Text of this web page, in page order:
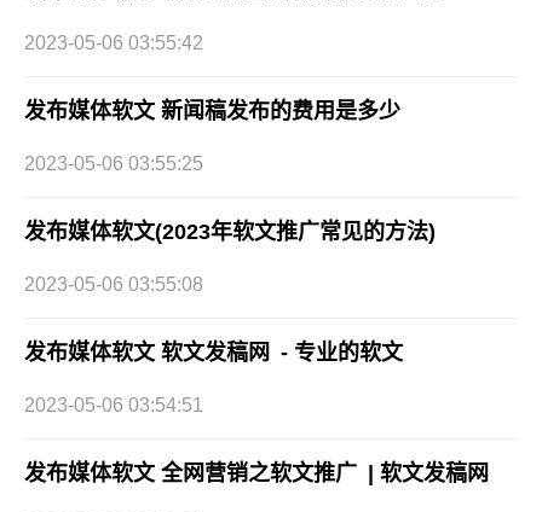
2023-05-06 03:55:42
发布媒体软文 新闻稿发布的费用是多少
2023-05-06 03:55:25
发布媒体软文(2023年软文推广常见的方法)
2023-05-06 03:55:08
发布媒体软文 软文发稿网 - 专业的软文
2023-05-06 03:54:51
发布媒体软文 全网营销之软文推广 | 软文发稿网